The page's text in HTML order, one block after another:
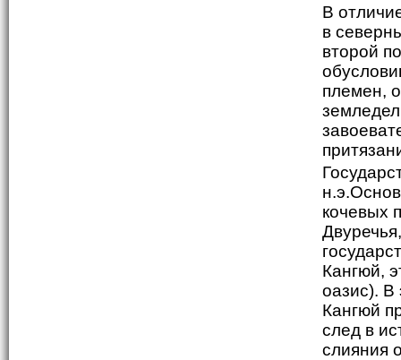
В
в
второй
племен,
кочевых
Кангюй,
оазис). В
Кангюй
след в
слияния